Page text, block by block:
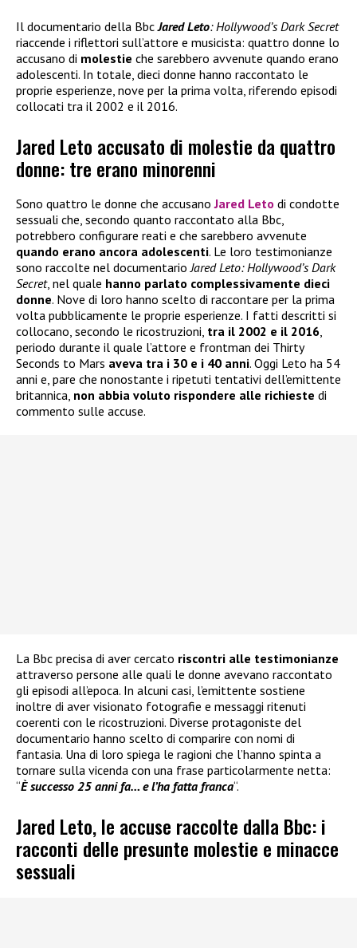
Il documentario della BbcJared Leto: Hollywood’s Dark Secret
riaccende i riflettori sull’attore e musicista: quattro donne lo
accusano di molestie che sarebbero avvenute quando erano
adolescenti. In totale, dieci donne hanno raccontato le
proprie esperienze, nove per la prima volta, riferendo episodi
collocati tra il 2002 e il 2016.
Jared Leto accusato di molestie da quattro
donne: tre erano minorenni
Sono quattro le donne che accusanoJared Leto di condotte
sessuali che, secondo quanto raccontato alla Bbc,
potrebbero configurare reati e che sarebbero avvenute
quando erano ancora adolescenti. Le loro testimonianze
sono raccolte nel documentario Jared Leto: Hollywood’s Dark
Secret, nel quale hanno parlato complessivamente dieci
donne. Nove di loro hanno scelto di raccontare per la prima
volta pubblicamente le proprie esperienze. I fatti descritti si
collocano, secondo le ricostruzioni, tra il 2002 e il 2016
periodo durante il quale l’attore e frontman dei Thirty
Seconds to Mars aveva tra i 30 e i 40 anni. Oggi Leto ha 54
anni e, pare che nonostante i ripetuti tentativi dell’emittente
britannica, non abbia voluto rispondere alle richieste di
commento sulle accuse.
La Bbc precisa di aver cercato riscontri alle testimonianze
attraverso persone alle quali le donne avevano raccontato
gli episodi all’epoca. In alcuni casi, l’emittente sostiene
inoltre di aver visionato fotografie e messaggi ritenuti
coerenti con le ricostruzioni. Diverse protagoniste del
documentario hanno scelto di comparire con nomi di
fantasia. Una di loro spiega le ragioni che l’hanno spinta a
tornare sulla vicenda con una frase particolarmente netta:
“È successo 25 anni fa… e l’ha fatta franca“.
Jared Leto, le accuse raccolte dalla Bbc: i
racconti delle presunte molestie e minacce
sessuali